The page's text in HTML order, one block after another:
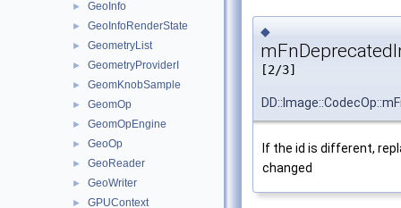
► GeoInfo
► GeoInfoRenderState
► GeometryList
► GeometryProviderI
► GeomKnobSample
► GeomOp
► GeomOpEngine
► GeoOp
► GeoReader
► GeoWriter
► GPUContext
◆
[2/3]
If the id is different,
changed